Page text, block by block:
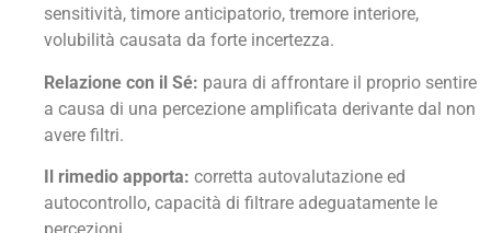
sensitività, timore anticipatorio, tremore interiore,
volubilità causata da forte incertezza.
Relazione con il Sé: paura di affrontare il proprio sentire
a causa di una percezione amplificata derivante dal non
avere filtri.
Il rimedio apporta: corretta autovalutazione ed
autocontrollo, capacità di filtrare adeguatamente le